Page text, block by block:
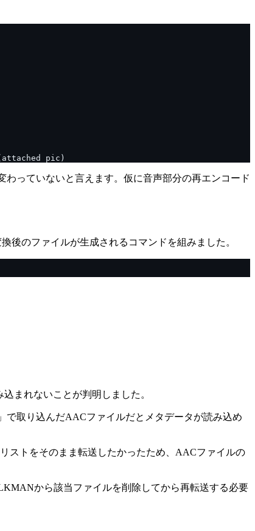
っていないと言えます。仮に音声部分の再エンコード
後のファイルが生成されるコマンドを組みました。
まれないことが判明しました。
で取り込んだAACファイルだとメタデータが読み込め
ストをそのまま転送したかったため、AACファイルの
から該当ファイルを削除してから再転送する必要